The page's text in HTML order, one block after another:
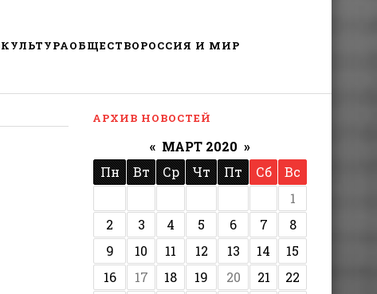
КУЛЬТУРАОБЩЕСТВОРОССИЯ И МИР
АРХИВ НОВОСТЕЙ
« МАРТ 2020 »
Пн
Вт Ср Чт Пт Сб
Вс
1
2
3 4 5 6 7
8
9
10 11 12 13 14
15
16
17 18 19 20 21
22